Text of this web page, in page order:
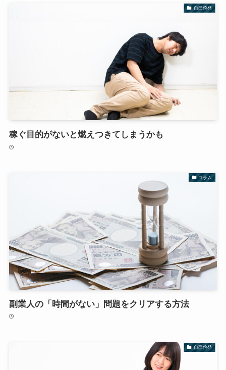
自己啓発
稼ぐ目的がないと燃えつきてしまうかも
コラム
副業人の「時間がない」問題をクリアする方法
自己啓発